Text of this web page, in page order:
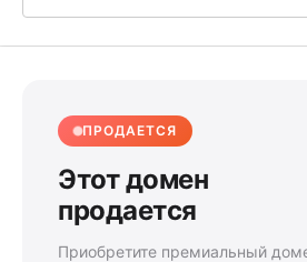
ПРОДАЕТСЯ
Этот домен
продается
Приобретите премиальный